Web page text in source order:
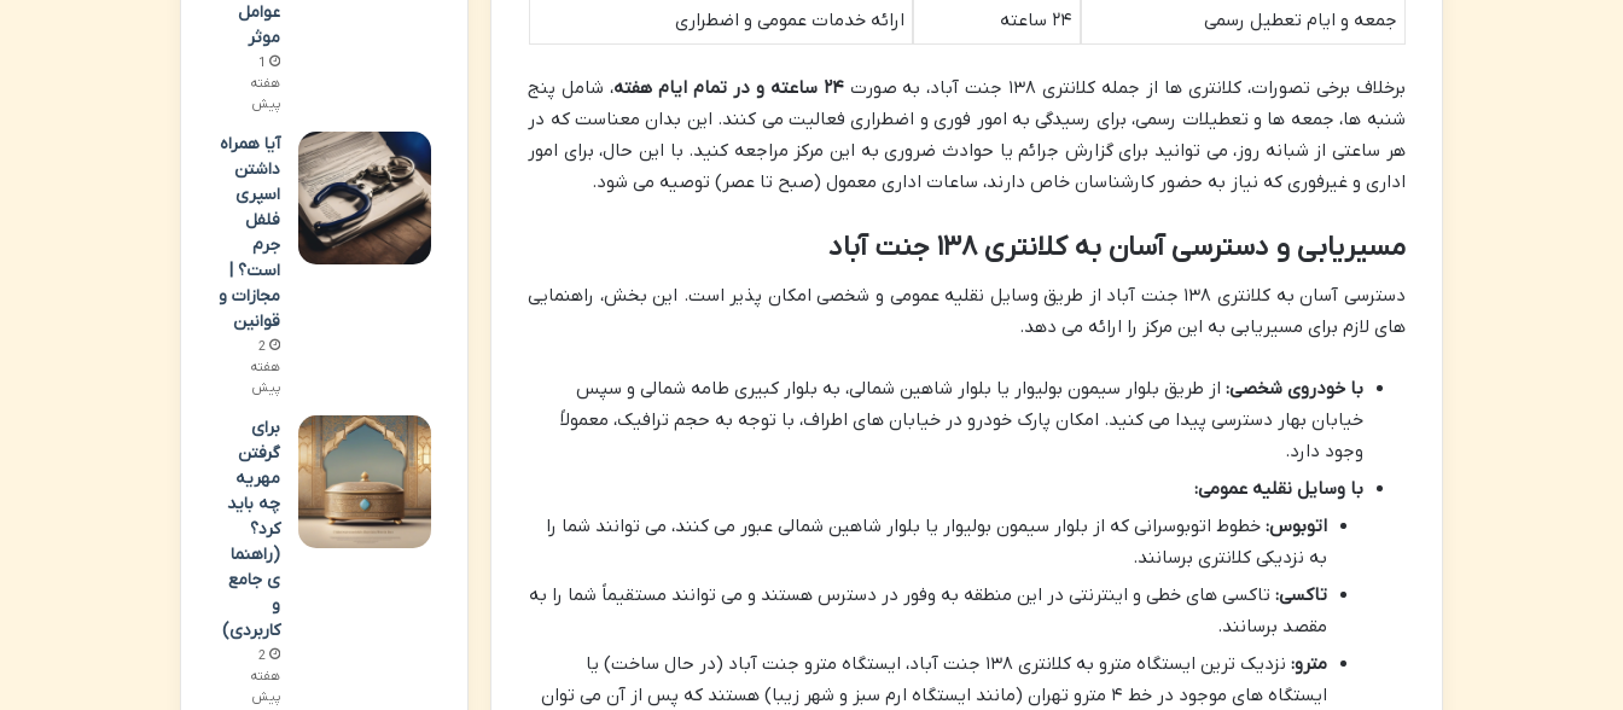
جمعه و ایام تعطیل رسمی
۲۴ ساعته ارائه خدمات عمومی و اضطراری
برخلاف برخی تصورات، کلانتری ها از جمله کلانتری ۱۳۸ جنت آباد، به صورت ۲۴ ساعته و در تمام ایام هفته
، شامل پنج
شنبه ها، جمعه ها و تعطیلات رسمی، برای رسیدگی به امور فوری و اضطراری فعالیت می کنند. این بدان معناست که در
هر ساعتی از شبانه روز، می توانید برای گزارش جرائم یا حوادث ضروری به این مرکز مراجعه کنید. با این حال، برای امور
اداری و غیرفوری که نیاز به حضور کارشناسان خاص دارند، ساعات اداری معمول (صبح تا عصر) توصیه می شود.
مسیریابی و دسترسی آسان به کلانتری ۱۳۸ جنت آباد
دسترسی آسان به کلانتری ۱۳۸ جنت آباد از طریق وسایل نقلیه عمومی و شخصی امکان پذیر است. این بخش، راهنمایی
های لازم برای مسیریابی به این مرکز را ارائه می دهد.
با خودروی شخصی: از طریق بلوار سیمون بولیوار یا بلوار شاهین شمالی، به بلوار کبیری طامه شمالی و سپس
خیابان بهار دسترسی پیدا می کنید. امکان پارک خودرو در خیابان های اطراف، با توجه به حجم ترافیک، معمولاً
وجود دارد.
با وسایل نقلیه عمومی:
اتوبوس: خطوط اتوبوسرانی که از بلوار سیمون بولیوار یا بلوار شاهین شمالی عبور می کنند، می توانند شما را
به نزدیکی کلانتری برسانند.
تاکسی: تاکسی های خطی و اینترنتی در این منطقه به وفور در دسترس هستند و می توانند مستقیماً شما را به
مقصد برسانند.
مترو:
نزدیک ترین ایستگاه مترو به کلانتری ۱۳۸ جنت آباد، ایستگاه مترو جنت آباد (در حال ساخت) یا
ایستگاه های موجود در خط ۴ مترو تهران (مانند ایستگاه ارم سبز و شهر زیبا) هستند که پس از آن می توان
عوامل
موثر
1
هفته
پیش
آیا همراه
داشتن
اسپری
فلفل
جرم
است؟ |
مجازات و
قوانین
2
هفته
پیش
برای
گرفتن
مهریه
چه باید
کرد؟
(راهنما
ی جامع
و
کاربردی)
2
هفته
پیش